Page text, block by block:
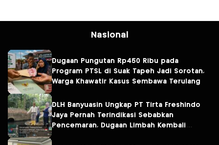
Nasional
Dugaan Pungutan Rp450 Ribu pada
Program PTSL di Suak Tapeh Jadi Sorotan,
Warga Khawatir Kasus Sembawa Terulang
DLH Banyuasin Ungkap PT Tirta Freshindo
Jaya Pernah Terindikasi Sebabkan
Pencemaran, Dugaan Limbah Kembali